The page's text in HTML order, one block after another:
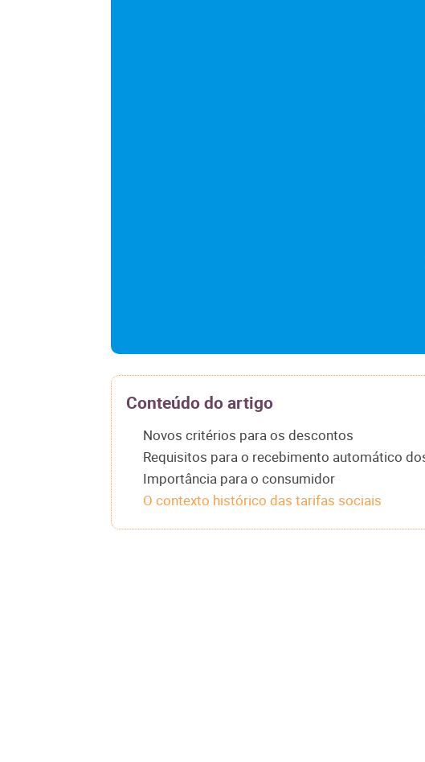
Conteúdo do artigo
Novos critérios para os descontos
Requisitos para o recebimento automático
Importância para o consumidor
O contexto histórico das tarifas sociais